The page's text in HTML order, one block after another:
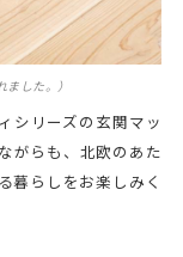
した。）
シリーズの玄関マッ
がらも、北欧のあた
暮らしをお楽しみく